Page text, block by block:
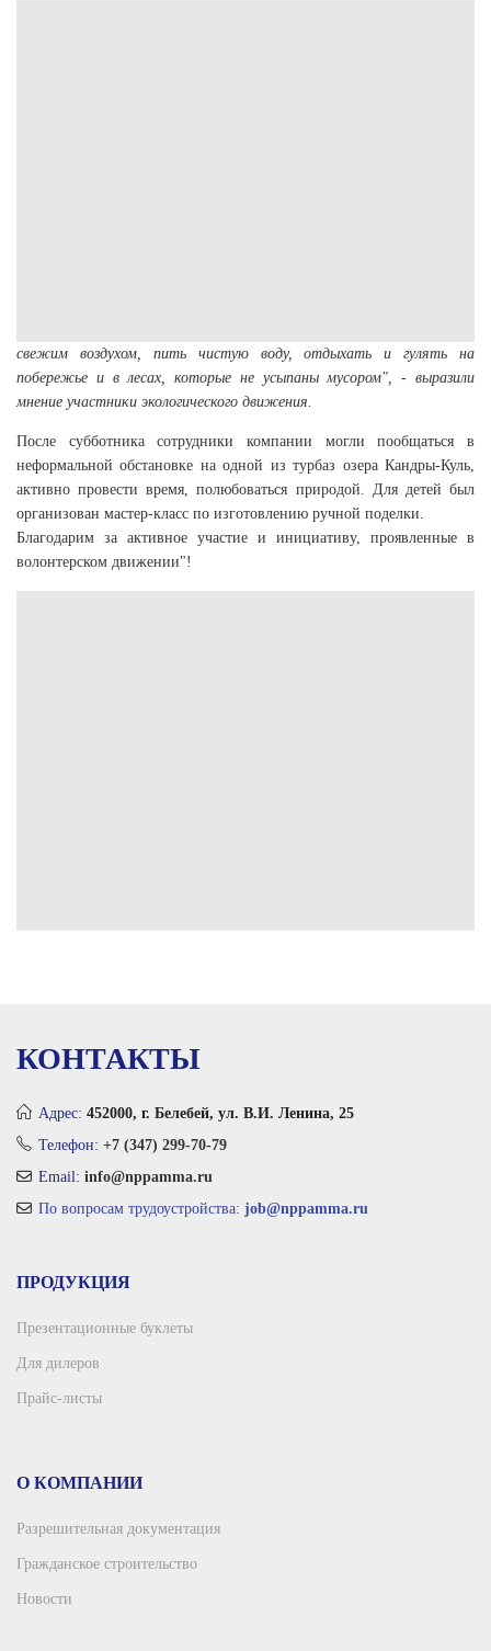
свежим воздухом, пить чистую воду, отдыхать и гулять на
побережье и в лесах, которые не усыпаны мусором", - выразили
мнение участники экологического движения.
После субботника сотрудники компании могли пообщаться в
неформальной обстановке на одной из турбаз озера Кандры-Куль,
активно провести время, полюбоваться природой. Для детей был
организован мастер-класс по изготовлению ручной поделки.
Благодарим за активное участие и инициативу, проявленные в
волонтерском движении"!
КОНТАКТЫ
Адрес: 452000, г. Белебей, ул. В.И. Ленина, 25
Телефон: +7 (347) 299-70-79
Email: info@nppamma.ru
По вопросам трудоустройства: job@nppamma.ru
ПРОДУКЦИЯ
Презентационные буклеты
Для дилеров
Прайс-листы
О КОМПАНИИ
Разрешительная документация
Гражданское строительство
Новости